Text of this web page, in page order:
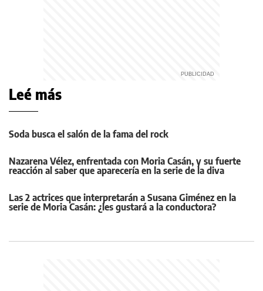
Leé más
Soda busca el salón de la fama del rock
Nazarena Vélez, enfrentada con Moria Casán, y su fuerte
reacción al saber que aparecería en la serie de la diva
Las 2 actrices que interpretarán a Susana Giménez en la
serie de Moria Casán: ¿les gustará a la conductora?